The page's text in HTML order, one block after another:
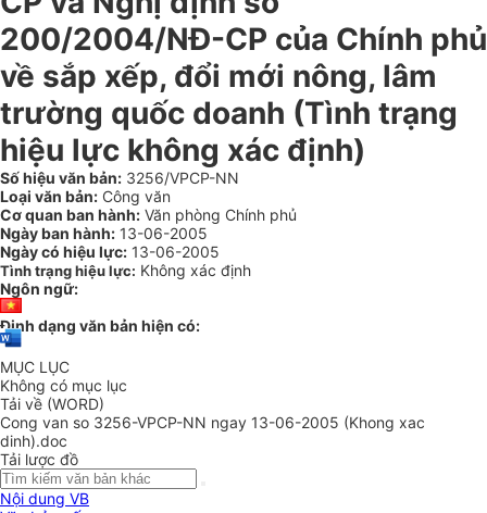
200/2004/NĐ-CP của Chính phủ
về sắp xếp, đổi mới nông, lâm
trường quốc doanh (Tình trạng
hiệu lực không xác định)
Số hiệu văn bản: 3256/VPCP-NN
Loại văn bản: Công văn
Cơ quan ban hành: Văn phòng Chính phủ
Ngày ban hành: 13-06-2005
Ngày có hiệu lực: 13-06-2005
Tình trạng hiệu lực: Không xác định
Ngôn ngữ:
Định dạng văn bản hiện có:
MỤC LỤC
Không có mục lục
Tải về (WORD)
Cong van so 3256-VPCP-NN ngay 13-06-2005 (Khong xac
dinh).doc
Tải lược đồ
Nội dung VB